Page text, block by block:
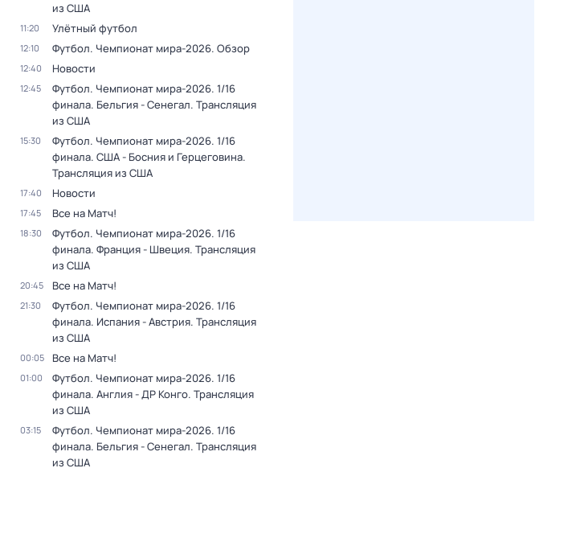
из США
11:20 Улётный футбол
12:10 Футбол. Чемпионат мира-2026. Обзор
12:40 Новости
12:45
Футбол. Чемпионат мира-2026. 1/16
финала. Бельгия - Сенегал. Трансляция
из США
15:30
Футбол. Чемпионат мира-2026. 1/16
финала. США - Босния и Герцеговина.
Трансляция из США
17:40 Новости
17:45 Все на Матч!
18:30
Футбол. Чемпионат мира-2026. 1/16
финала. Франция - Швеция. Трансляция
из США
20:45 Все на Матч!
21:30
Футбол. Чемпионат мира-2026. 1/16
финала. Испания - Австрия. Трансляция
из США
00:05 Все на Матч!
01:00
Футбол. Чемпионат мира-2026. 1/16
финала. Англия - ДР Конго. Трансляция
из США
03:15
Футбол. Чемпионат мира-2026. 1/16
финала. Бельгия - Сенегал. Трансляция
из США